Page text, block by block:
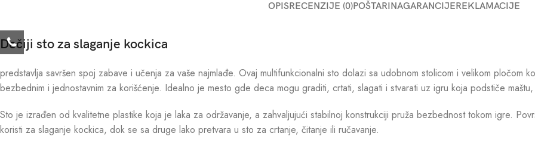
OPISRECENZIJE (0)POŠTARINAGARANCIJEREKLAMACIJE
Dečiji sto za slaganje kockica
predstavlja savršen spoj zabave i učenja za vaše najmlađe. Ovaj multifunkcionalni sto dolazi sa udobnom stolicom i velikom pločom
bezbednim i jednostavnim za korišćenje. Idealno je mesto gde deca mogu graditi, crtati, slagati i stvarati uz igru koja podstiče
Sto je izrađen od kvalitetne plastike koja je laka za održavanje, a zahvaljujući stabilnoj konstrukciji pruža bezbednost tokom igre.
koristi za slaganje kockica, dok se sa druge lako pretvara u sto za crtanje, čitanje ili ručavanje.